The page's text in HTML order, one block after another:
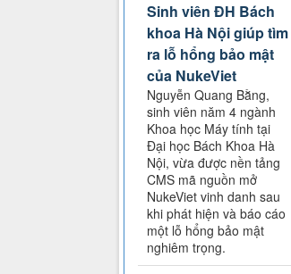
Sinh viên ĐH Bách
khoa Hà Nội giúp tìm
ra lỗ hổng bảo mật
của NukeViet
Nguyễn Quang Bằng,
sinh viên năm 4 ngành
Khoa học Máy tính tại
Đại học Bách Khoa Hà
Nội, vừa được nền tảng
CMS mã nguồn mở
NukeViet vinh danh sau
khi phát hiện và báo cáo
một lỗ hổng bảo mật
nghiêm trọng.